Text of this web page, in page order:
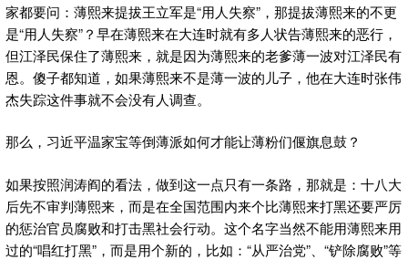
家都要问：薄熙来提拔王立军是“用人失察”，那提拔薄熙来的不更
是“用人失察”？早在薄熙来在大连时就有多人状告薄熙来的恶行，
但江泽民保住了薄熙来，就是因为薄熙来的老爹薄一波对江泽民有
恩。傻子都知道，如果薄熙来不是薄一波的儿子，他在大连时张伟
杰失踪这件事就不会没有人调查。
那么，习近平温家宝等倒薄派如何才能让薄粉们偃旗息鼓？
如果按照润涛阎的看法，做到这一点只有一条路，那就是：十八大
后先不审判薄熙来，而是在全国范围内来个比薄熙来打黑还要严厉
的惩治官员腐败和打击黑社会行动。这个名字当然不能用薄熙来用
过的“唱红打黑”，而是用个新的，比如：“从严治党”、“铲除腐败”等